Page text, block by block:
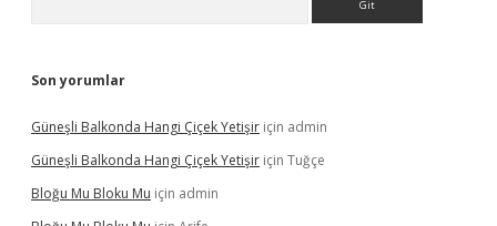
Son yorumlar
Güneşli Balkonda Hangi Çiçek Yetişir için admin
Güneşli Balkonda Hangi Çiçek Yetişir için Tuğçe
Bloğu Mu Bloku Mu için admin